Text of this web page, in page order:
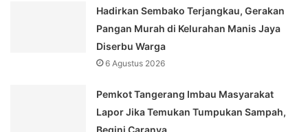
Hadirkan Sembako Terjangkau, Gerakan
Pangan Murah di Kelurahan Manis Jaya
Diserbu Warga
6 Agustus 2026
Pemkot Tangerang Imbau Masyarakat
Lapor Jika Temukan Tumpukan Sampah,